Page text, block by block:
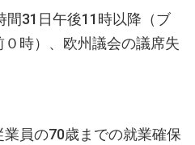
31日午後11時以降（ブ
時）、欧州議会の議席失
員の70歳までの就業確保